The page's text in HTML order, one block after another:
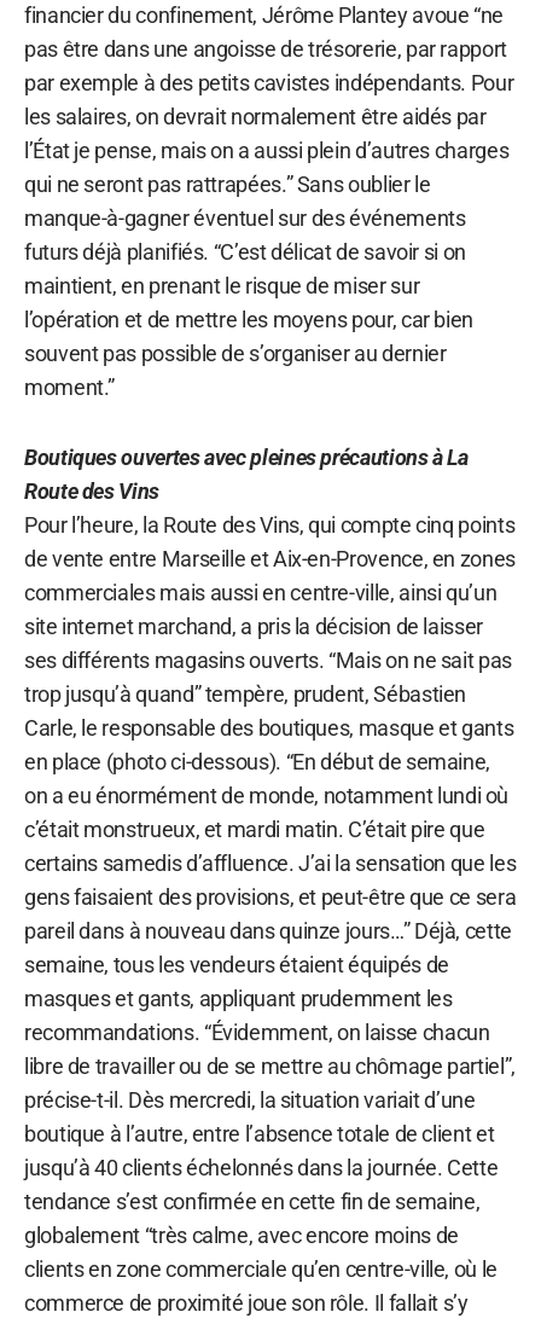
financier du confinement, Jérôme Plantey avoue “ne
pas être dans une angoisse de trésorerie, par rapport
par exemple à des petits cavistes indépendants. Pour
les salaires, on devrait normalement être aidés par
l’État je pense, mais on a aussi plein d’autres charges
qui ne seront pas rattrapées.” Sans oublier le
manque-à-gagner éventuel sur des événements
futurs déjà planifiés. “C’est délicat de savoir si on
maintient, en prenant le risque de miser sur
l’opération et de mettre les moyens pour, car bien
souvent pas possible de s’organiser au dernier
moment.”
Boutiques ouvertes avec pleines précautions à La
Route des Vins
Pour l’heure, la Route des Vins, qui compte cinq points
de vente entre Marseille et Aix-en-Provence, en zones
commerciales mais aussi en centre-ville, ainsi qu’un
site internet marchand, a pris la décision de laisser
ses différents magasins ouverts. “Mais on ne sait pas
trop jusqu’à quand” tempère, prudent, Sébastien
Carle, le responsable des boutiques, masque et gants
en place (photo ci-dessous). “En début de semaine,
on a eu énormément de monde, notamment lundi où
c’était monstrueux, et mardi matin. C’était pire que
certains samedis d’affluence. J’ai la sensation que les
gens faisaient des provisions, et peut-être que ce sera
pareil dans à nouveau dans quinze jours…” Déjà, cette
semaine, tous les vendeurs étaient équipés de
masques et gants, appliquant prudemment les
recommandations. “Évidemment, on laisse chacun
libre de travailler ou de se mettre au chômage partiel”,
précise-t-il. Dès mercredi, la situation variait d’une
boutique à l’autre, entre l’absence totale de client et
jusqu’à 40 clients échelonnés dans la journée. Cette
tendance s’est confirmée en cette fin de semaine,
globalement “très calme, avec encore moins de
clients en zone commerciale qu’en centre-ville, où le
commerce de proximité joue son rôle. Il fallait s’y